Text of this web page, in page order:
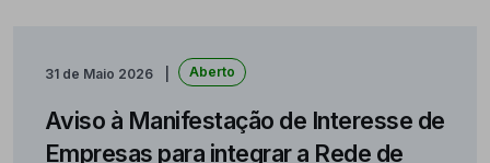
31 de Maio 2026 Aberto
Aviso à Manifestação de Interesse de
Empresas para integrar a Rede de